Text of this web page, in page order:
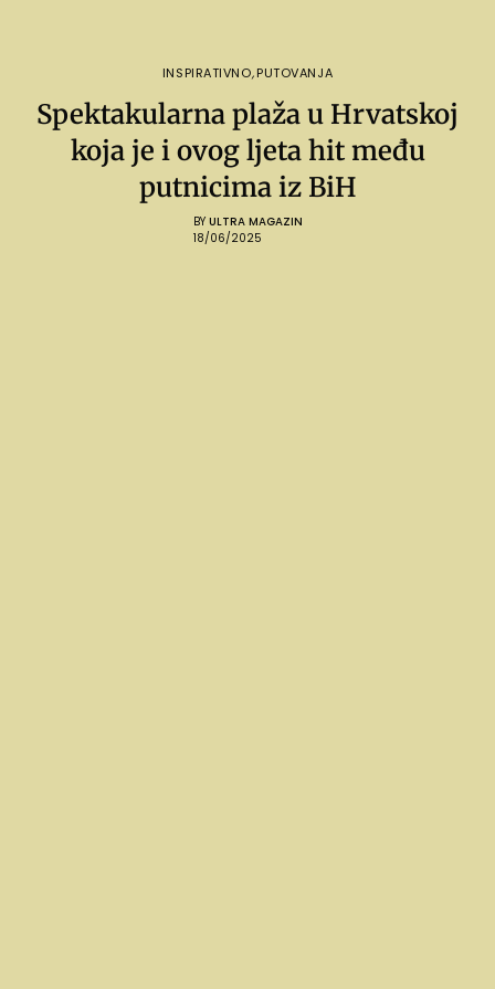
INSPIRATIVNO,PUTOVANJA
Spektakularna plaža u Hrvatskoj
koja je i ovog ljeta hit među
putnicima iz BiH
BY ULTRA MAGAZIN
18/06/2025